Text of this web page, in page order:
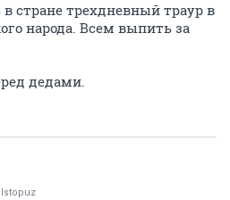
стране трехдневный траур в
народа. Всем выпить за
дедами.